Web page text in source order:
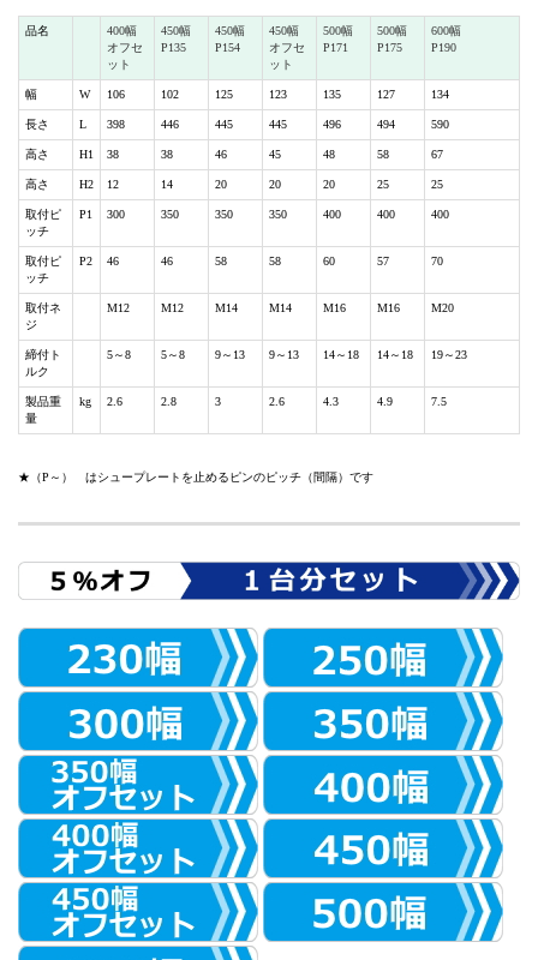
品名
400幅
オフセ
ット
450幅
P135
450幅
P154
450幅
オフセ
ット
500幅
P171
500幅
P175
600幅
P190
幅 W 106 102 125 123 135 127 134
長さ L 398 446 445 445 496 494 590
高さ H1 38 38 46 45 48 58 67
高さ H2 12 14 20 20 20 25 25
取付ピ
ッチ
P1 300 350 350 350 400 400 400
取付ピ
ッチ
P2 46 46 58 58 60 57 70
取付ネ
ジ
M12 M12 M14 M14 M16 M16 M20
締付ト
ルク
5～8 5～8 9～13 9～13 14～18 14～18 19～23
製品重
量
kg 2.6 2.8 3 2.6 4.3 4.9 7.5
★（P～） はシュープレートを止めるピンのピッチ（間隔）です